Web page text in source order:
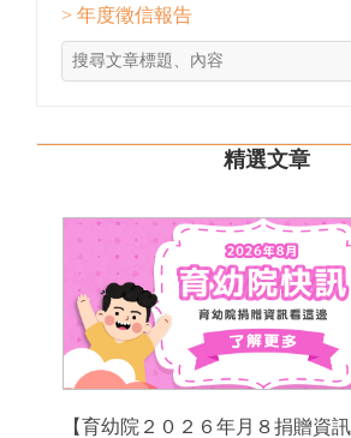
> 年度徵信報告
精選文章
【育幼院２０２６年月８捐贈資